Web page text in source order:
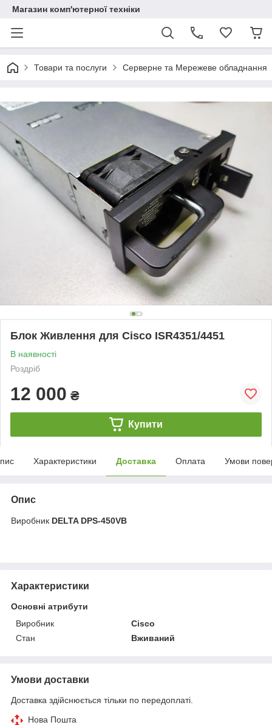
Магазин комп'ютерної техніки
Товари та послуги Серверне та Мережеве обладнання
Блок Живлення для Cisco ISR4351/4451
В наявності
Роздріб
12 000 ₴
Купити
Характеристики Доставка Оплата Умови
Опис
Виробник DELTA DPS-450VB
Характеристики
Основні атрибути
Виробник
Cisco
Стан
Вживаний
Умови доставки
Доставка здійснюється тільки по передоплаті.
Нова Пошта